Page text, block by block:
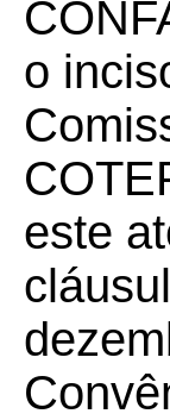
o
este